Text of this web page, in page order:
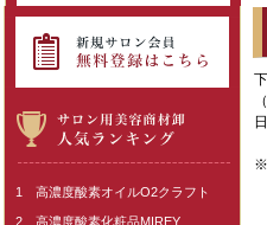
1 高濃度酸素オイルO2クラフト
2 高濃度酸素化粧品MIREY
※